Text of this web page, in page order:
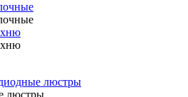
люстры
люстры